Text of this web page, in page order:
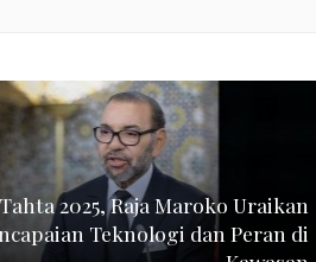
2025, Raja Maroko Uraikan
Teknologi dan Peran di